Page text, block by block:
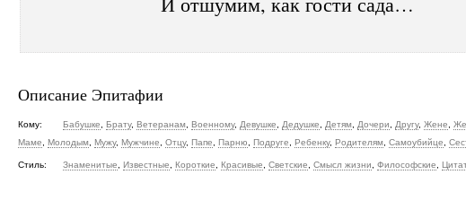
Описание Эпитафии
Кому: Бабушке Брату, Ветеранам Военному, Девушке Дедушке Детям Дочери Другу, Жене
Маме
Молодым Мужу, Мужчине Отцу, Папе Парню Подруге Ребенку, Родителям Самоубийце
Стиль: Знаменитые Известные Короткие Красивые Светские Смысл жизни Философские